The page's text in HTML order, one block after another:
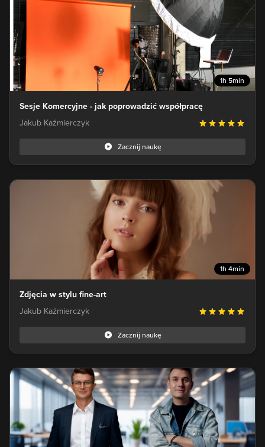
1h 5min
Sesje Komercyjne - jak poprowadzić współpracę
Jakub Kaźmierczyk
Zacznij naukę
1h 4min
Zdjęcia w stylu fine-art
Jakub Kaźmierczyk
Zacznij naukę